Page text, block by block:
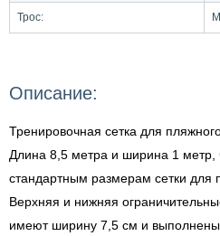
Трос:
Описание:
Тренировочная сетка для
Длина 8,5 метра и ширина 1 метр,
стандартным размерам сетки для
Верхняя и нижняя
имеют ширину 7,5 см и выполнены